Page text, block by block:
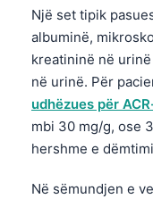
Një set tipik
albuminë,
kreatininë në
në urinë. Për
udhëzues për
mbi 30 mg/g, ose
hershme e
Në sëmundjen e
Татар теле
Беларуская
Esperanto
Frysk
Ślōnskŏ